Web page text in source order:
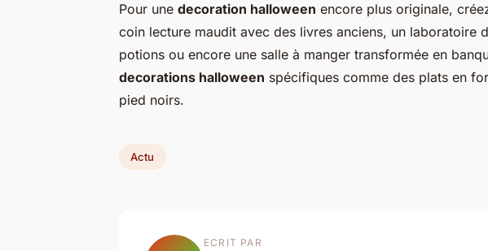
Pour une decoration halloween encore plus originale,
coin lecture maudit avec des livres anciens, un laboratoire
potions ou encore une salle à manger transformée en
decorations halloween spécifiques comme des plats en
pied noirs.
Actu
ECRIT PAR